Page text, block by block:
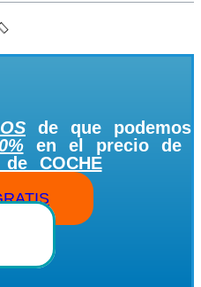
de que podemos
en el precio de
COCHE